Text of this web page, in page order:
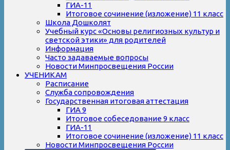
ГИА-11
Итоговое сочинение (изложение) 11 класс
Школа Дошколят
Учебный курс «Основы религиозных культур и
светской этики» для родителей
Информация
Часто задаваемые вопросы
Новости Минпросвещения России
УЧЕНИКАМ
Расписание
Служба сопровождения
Государственная итоговая аттестация
ГИА 9
Итоговое собеседование 9 класс
ГИА-11
Итоговое сочинение (изложение) 11 класс
Новости Минпросвещения России